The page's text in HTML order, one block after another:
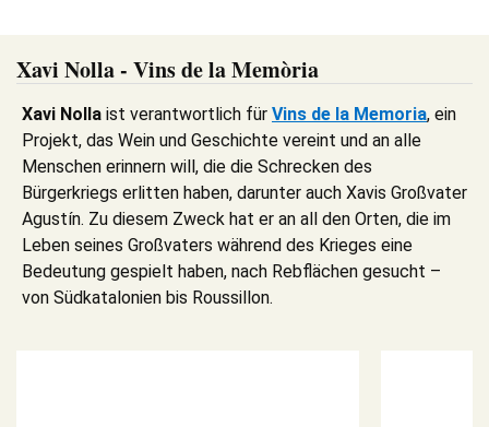
Xavi Nolla - Vins de la Memòria
Xavi Nolla ist verantwortlich für Vins de la Memoria, ein
Projekt, das Wein und Geschichte vereint und an alle
Menschen erinnern will, die die Schrecken des
Bürgerkriegs erlitten haben, darunter auch Xavis Großvater
Agustín. Zu diesem Zweck hat er an all den Orten, die im
Leben seines Großvaters während des Krieges eine
Bedeutung gespielt haben, nach Rebflächen gesucht –
von Südkatalonien bis Roussillon.